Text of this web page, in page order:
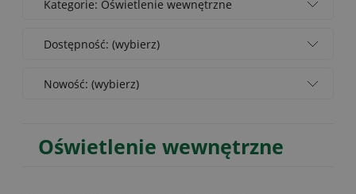
Kategorie: Oświetlenie wewnętrzne
Dostępność: (wybierz)
Nowość: (wybierz)
Oświetlenie wewnętrzne